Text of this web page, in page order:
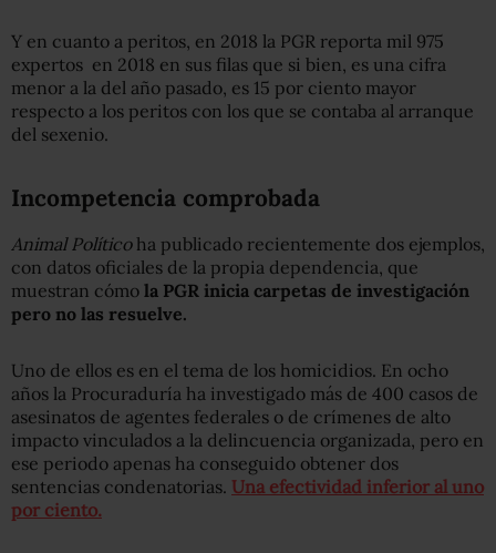
Y en cuanto a peritos, en 2018 la PGR reporta mil 975
expertos en 2018 en sus filas que si bien, es una cifra
menor a la del año pasado, es 15 por ciento mayor
respecto a los peritos con los que se contaba al arranque
del sexenio.
Incompetencia comprobada
Animal Políticoha publicado recientemente dos ejemplos,
con datos oficiales de la propia dependencia, que
muestran cómo la PGR inicia carpetas de investigación
pero no las resuelve.
Uno de ellos es en el tema de los homicidios. En ocho
años la Procuraduría ha investigado más de 400 casos de
asesinatos de agentes federales o de crímenes de alto
impacto vinculados a la delincuencia organizada, pero en
ese periodo apenas ha conseguido obtener dos
sentencias condenatorias. Una efectividad inferior al uno
por ciento.